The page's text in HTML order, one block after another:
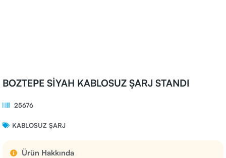
BOZTEPE SİYAH KABLOSUZ ŞARJ STANDI
25676
KABLOSUZ ŞARJ
Ürün Hakkında